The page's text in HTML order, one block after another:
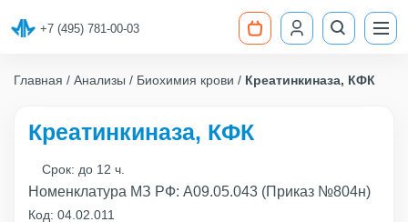
+7 (495) 781-00-03
Главная Анализы Биохимия крови Креатинкиназа, КФК
Креатинкиназа, КФК
Срок: до 12 ч.
Номенклатура МЗ РФ: A09.05.043 (Приказ №804н)
Код: 04.02.011